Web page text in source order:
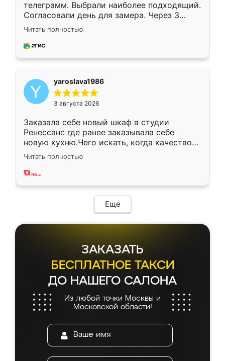
телеграмм. Выбрали наиболее подходящий.
Согласовали день для замера. Через 3
недели кухня была уже готова. Остались
довольны работой. Спасибо Ренессанс
мебель за качественную работу!
Читать полностью
yaroslava1986
3 августа 2026
Заказала себе новый шкаф в студии
Ренессанс где ранее заказывала себе
новую кухню.Чего искать, когда качеством
вполне довольна. Служит кухня уже почти
два года, нареканий нет.
Читать полностью
Еще
ЗАКАЗАТЬ
БЕСПЛАТНОЕ ТАКСИ
ДО НАШЕГО САЛОНА
Из любой точки Москвы и
Московской области!